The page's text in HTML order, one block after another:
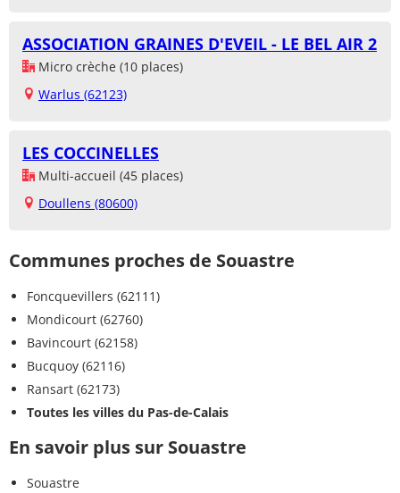
ASSOCIATION GRAINES D'EVEIL - LE BEL AIR 2
Micro crèche (10 places)
Warlus (62123)
LES COCCINELLES
Multi-accueil (45 places)
Doullens (80600)
Communes proches de Souastre
Foncquevillers (62111)
Mondicourt (62760)
Bavincourt (62158)
Bucquoy (62116)
Ransart (62173)
Toutes les villes du Pas-de-Calais
En savoir plus sur Souastre
Souastre